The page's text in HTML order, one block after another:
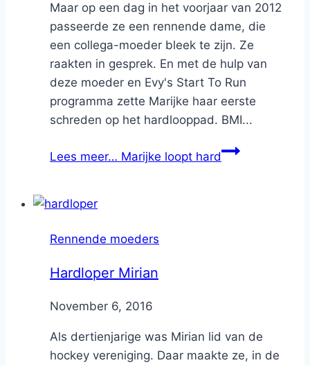
Maar op een dag in het voorjaar van 2012
passeerde ze een rennende dame, die
een collega-moeder bleek te zijn. Ze
raakten in gesprek. En met de hulp van
deze moeder en Evy's Start To Run
programma zette Marijke haar eerste
schreden op het hardlooppad. BMI...
Lees meer… Marijke loopt hard
Rennende moeders
Hardloper Mirian
ByNicole
November 6, 2016
Als dertienjarige was Mirian lid van de
hockey vereniging. Daar maakte ze, in de